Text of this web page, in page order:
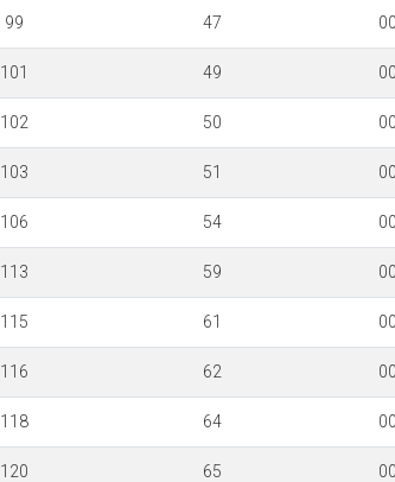
99 47
101 49
102 50
103 51
106 54
113 59
115 61
116 62
118 64
120 65